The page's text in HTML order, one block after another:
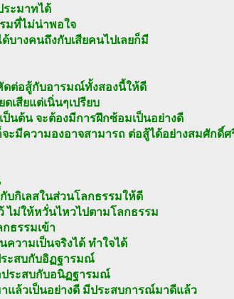
ระมาทได้
มที่ไม่น่าพอใจ
บางคนถึงกับเสียคนไปเลยก็มี
ดต่อสู้กับอารมณ์ทั้งสองนี้ให้ดี
เสียแต่เนิ่นๆเปรียบ
นต้น จะต้องมีการฝึกซ้อมเป็นอย่างดี
จะมีความองอาจสามารถ ต่อสู้ได้อย่างสมศักดิ์ศ
บกิเลสในส่วนโลกธรรมให้ดี
ไม่ให้หวั่นไหวไปตามโลกธรรม
ธรรมเข้า
วามเป็นจริงได้ ทำใจได้
ระสบกับอิฏฐารมณ์
ประสบกับอนิฏฐารมณ์
แล้วเป็นอย่างดี มีประสบการณ์มาดีแล้ว